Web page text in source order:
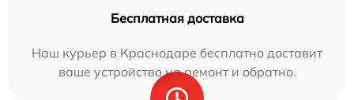
Бесплатная доставка
Наш курьер в Краснодаре бесплатно доставит
ваше устройство на ремонт и обратно.